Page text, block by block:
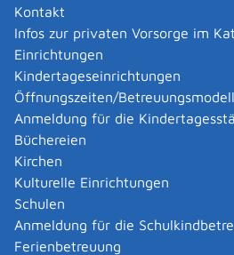
Kontakt
Infos zur privaten Vorsorge im
Einrichtungen
Kindertageseinrichtungen
Öffnungszeiten/
Anmeldung für die
Büchereien
Kirchen
Kulturelle Einrichtungen
Schulen
Anmeldung für die
Ferienbetreuung
benötigen.
Onlineantrag und
feuerwerke
Zuständige Stelle
Das Regierungspräsidium
Württemberg
Referat 46.2 Luftverkehr,
[Regierungspräsidium Stuttgart]